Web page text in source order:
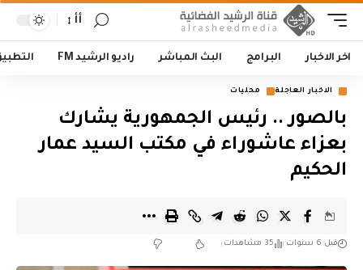
أأ
اخر الاخبار البرامج البث المباشر راديو الرشيد FM
الاخبار العاجلة محليات
بالصور .. رئيس الجمهورية يشارك
بعزاء عاشوراء في مكتب السيد عمار
الحكيم
قبل 6 سنوات 35 مشاهدات